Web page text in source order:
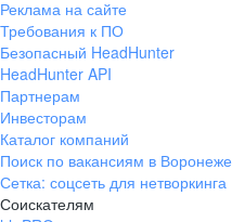
Реклама на сайте
Требования к ПО
Безопасный HeadHunter
HeadHunter API
Партнерам
Инвесторам
Каталог компаний
Поиск по вакансиям в Воронеже
Сетка: соцсеть для нетворкинга
Соискателям